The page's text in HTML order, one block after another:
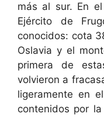
más al sur. En
Ejército de
conocidos: cota
Oslavia y el
primera de
volvieron a
ligeramente en
contenidos por